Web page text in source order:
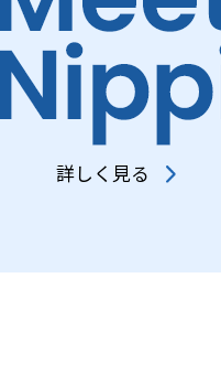
詳しく見る